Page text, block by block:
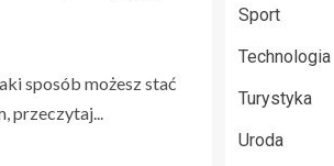
sposób możesz stać
przeczytaj...
Sport
Technologia
Turystyka
Uroda